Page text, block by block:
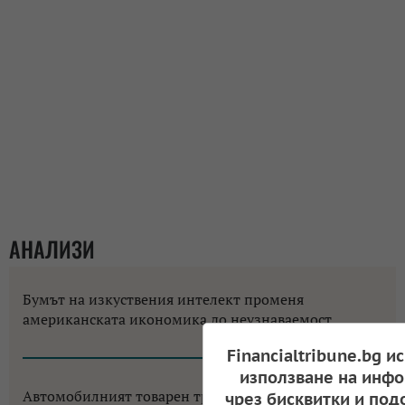
АНАЛИЗИ
Бумът на изкуствения интелект променя
американската икономика до неузнаваемост
Автомобилният товарен транспорт в ЕС се
Financialtribune.bg
използване на
чрез бисквитки и